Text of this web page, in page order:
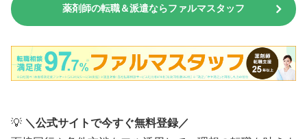
薬剤師の転職＆派遣ならファルマスタッフ
💡 ＼公式サイトで今すぐ無料登録／